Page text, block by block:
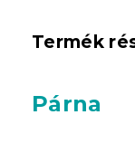
Termék
Párna